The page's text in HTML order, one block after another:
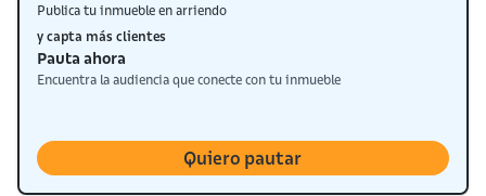
Publica tu inmueble en arriendo
y capta más clientes
Pauta ahora
Encuentra la audiencia que conecte con tu inmueble
Quiero pautar